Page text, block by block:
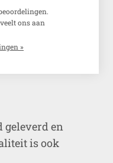
ons aan
»
geleverd en
is ook